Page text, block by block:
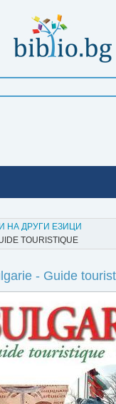
НА ДРУГИ ЕЗИЦИ
TOURISTIQUE
- Guide